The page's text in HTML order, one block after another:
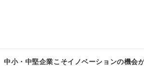
中小・中堅企業こそイノベーションの機会